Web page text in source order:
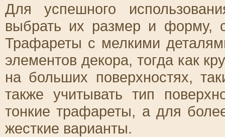
Для успешного
выбрать их размер и форму,
Трафареты с мелкими
элементов декора, тогда как
на больших поверхностях,
также учитывать тип
тонкие трафареты, а для
жесткие варианты.